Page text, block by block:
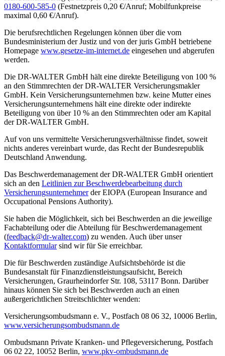
0180-600-585-0 (Festnetzpreis 0,20 €/Anruf; Mobilfunkpreise
maximal 0,60 €/Anruf).
Die berufsrechtlichen Regelungen können über die vom
Bundesministerium der Justiz und von der juris GmbH betriebene
Homepage www.gesetze-im-internet.de eingesehen und abgerufen
werden.
Die DR-WALTER GmbH hält eine direkte Beteiligung von 100 %
an den Stimmrechten der DR-WALTER Versicherungsmakler
GmbH. Kein Versicherungsunternehmen bzw. keine Mutter eines
Versicherungsunternehmens hält eine direkte oder indirekte
Beteiligung von über 10 % an den Stimmrechten oder am Kapital
der DR-WALTER GmbH.
Auf von uns vermittelte Versicherungsverhältnisse findet, soweit
nichts anderes vereinbart wurde, das Recht der Bundesrepublik
Deutschland Anwendung.
Das Beschwerdemanagement der DR-WALTER GmbH orientiert
sich an den Leitlinien zur Beschwerdebearbeitung durch
Versicherungsunternehmerder EIOPA (European Insurance and
Occupational Pensions Authority).
Sie haben die Möglichkeit, sich bei Beschwerden an die jeweilige
Fachabteilung oder die Abteilung für Beschwerdemanagement
(feedback@dr-walter.com) zu wenden. Auch über unser
Kontaktformularsind wir für Sie erreichbar.
Die für Beschwerden zuständige Aufsichtsbehörde ist die
Bundesanstalt für Finanzdienstleistungsaufsicht, Bereich
Versicherungen, Graurheindorfer Str. 108, 53117 Bonn. Darüber
hinaus können Sie sich bei Beschwerden auch an einen
außergerichtlichen Streitschlichter wenden:
Versicherungsombudsmann e. V., Postfach 08 06 32, 10006 Berlin,
www.versicherungsombudsmann.de
Ombudsmann Private Kranken- und Pflegeversicherung, Postfach
06 02 22, 10052 Berlin, www.pkv-ombudsmann.de